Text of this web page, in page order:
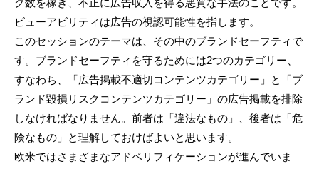
ク数を稼ぎ、不正に広告収入を得る悪質な手法のことです。
ビューアビリティは広告の視認可能性を指します。
このセッションのテーマは、その中のブランドセーフティで
す。ブランドセーフティを守るためには2つのカテゴリー、
すなわち、「広告掲載不適切コンテンツカテゴリー」と「ブ
ランド毀損リスクコンテンツカテゴリー」の広告掲載を排除
しなければなりません。前者は「違法なもの」、後者は「危
険なもの」と理解しておけばよいと思います。
欧米ではさまざまなアドベリフィケーションが進んでいま